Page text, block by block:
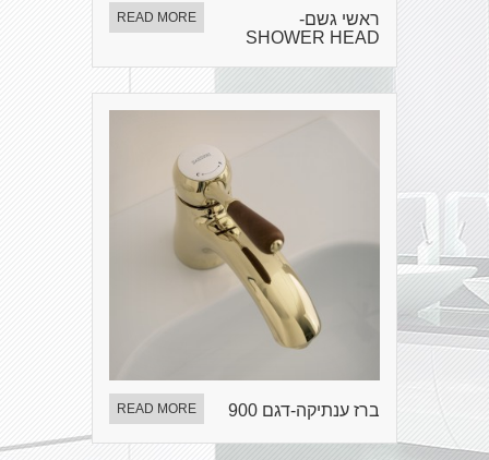
ראשי גשם-
SHOWER HEAD
READ MORE
ברז ענתיקה-דגם 900 READ MORE